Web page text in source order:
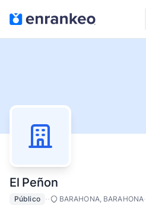
El Peñon
Público ·· BARAHONA, BARAHONA·